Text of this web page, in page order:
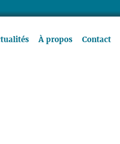
À propos Contact